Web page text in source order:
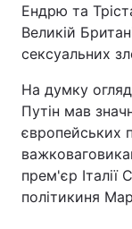
Ендрю та
Великій
сексуальних
На думку
Путін мав
європейських
прем'єр Італії
політикиня